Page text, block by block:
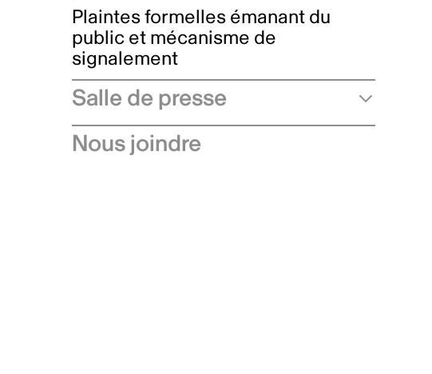
Plaintes formelles émanant du
public et mécanisme de
signalement
Salle de presse
Communiqués de presse
Nous joindre